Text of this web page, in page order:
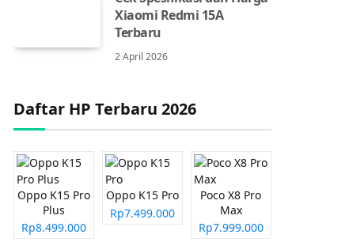
Xiaomi Redmi 15A
Terbaru
2 April 2026
Daftar HP Terbaru 2026
Oppo K15 Pro
Plus
Rp8.499.000
Oppo K15 Pro
Rp7.499.000
Poco X8 Pro
Max
Rp7.999.000